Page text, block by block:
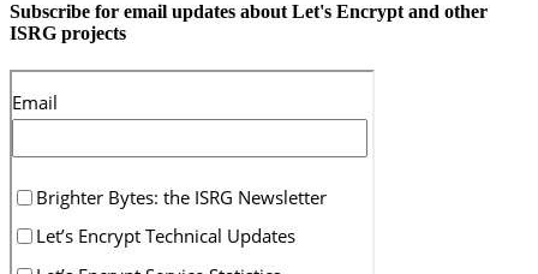
Subscribe for email updates about Let's Encrypt and other
ISRG projects